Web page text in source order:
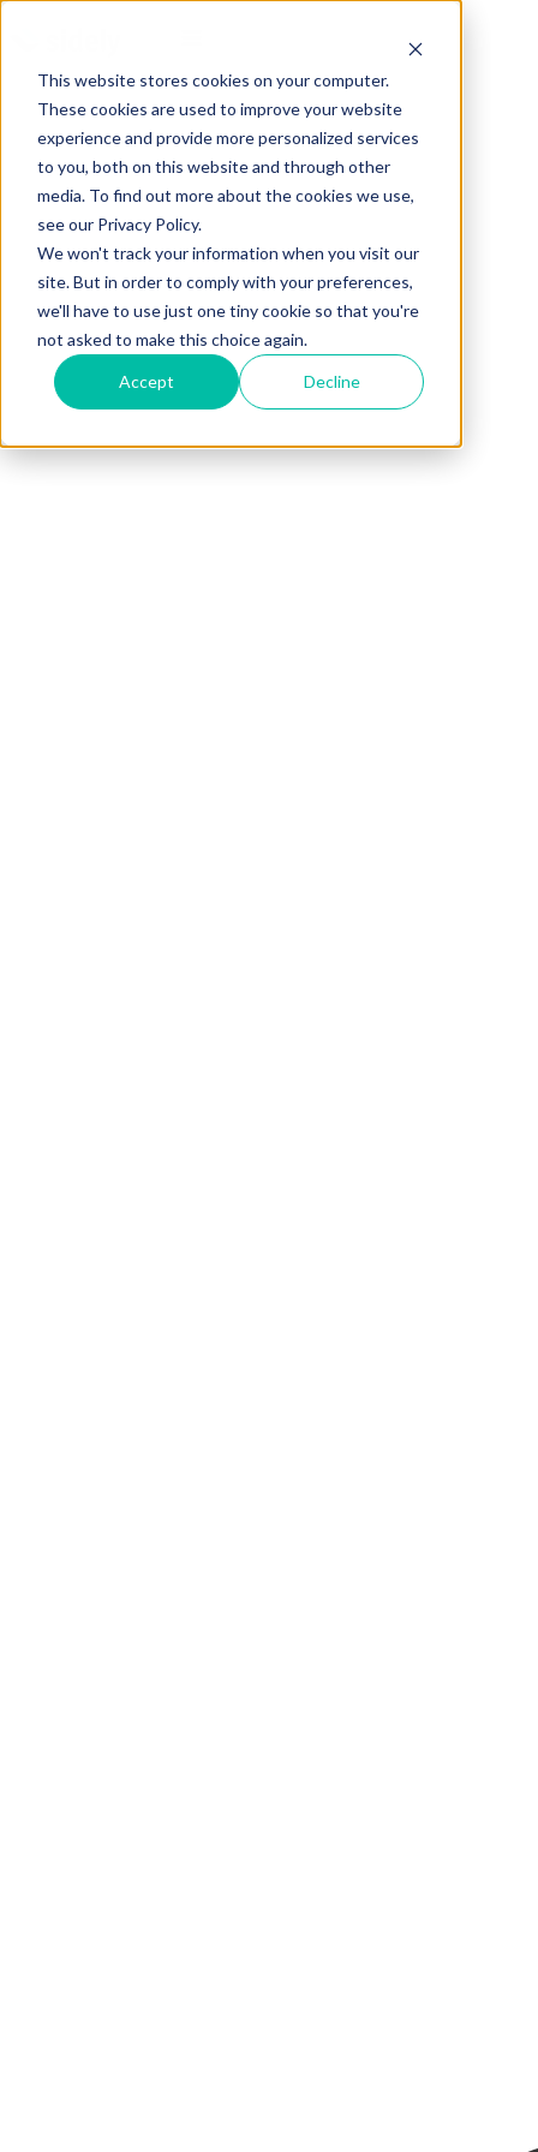
This website stores cookies on your computer.
These cookies are used to improve your website
experience and provide more personalized services
to you, both on this website and through other
media. To find out more about the cookies we use,
see our Privacy Policy.
We won't track your information when you visit our
site. But in order to comply with your preferences,
we'll have to use just one tiny cookie so that you're
not asked to make this choice again.
Accept Decline